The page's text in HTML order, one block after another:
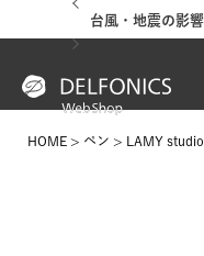
台風・地震の影
HOME ペン LAMY